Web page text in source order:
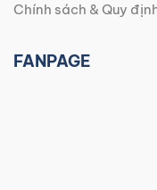
Chính sách & Quy
FANPAGE